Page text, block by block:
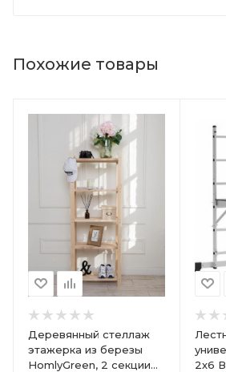
Похожие товары
Деревянный стеллаж
этажерка из березы
HomlyGreen, 2 секции
2х6